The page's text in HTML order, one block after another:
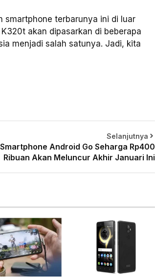
smartphone terbarunya ini di luar
akan dipasarkan di beberapa
menjadi salah satunya. Jadi, kita
Selanjutnya
Smartphone Android Go Seharga Rp400
Ribuan Akan Meluncur Akhir Januari Ini